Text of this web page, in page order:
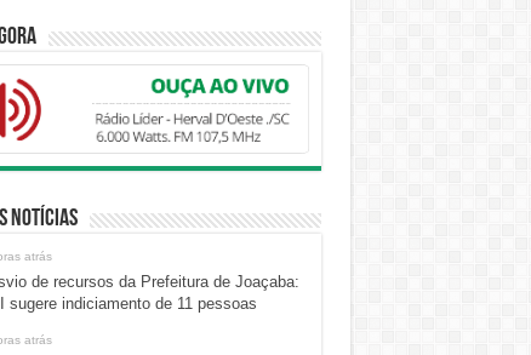
Notícias
atrás
de recursos da Prefeitura de Joaçaba:
sugere indiciamento de 11 pessoas
atrás